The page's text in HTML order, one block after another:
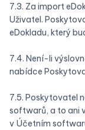
7.3. Za import
Uživatel.
eDokladu, který
7.4. Není-li
nabídce
7.5. Poskytovatel
softwarů, a to ani
v Účetním